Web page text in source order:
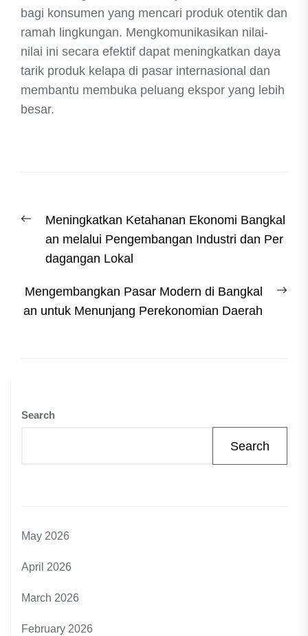
bagi konsumen yang mencari produk otentik dan
ramah lingkungan. Mengkomunikasikan nilai-
nilai ini secara efektif dapat meningkatkan daya
tarik produk kelapa di pasar internasional dan
membantu membuka peluang ekspor yang lebih
besar.
navigation
Previous
post:
Meningkatkan Ketahanan Ekonomi Bangkal
an melalui Pengembangan Industri dan Per
dagangan Lokal
Mengembangkan Pasar Modern di Bangkal
an untuk Menunjang Perekonomian Daerah
Search
Search
May 2026
April 2026
March 2026
February 2026